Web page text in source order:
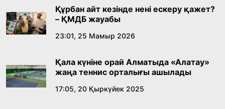
09:21, 21 Шілде 2026
Абайдың адам тәрбиесі туралы
18:59, 20 Шілде 2026
Жасанды интеллект: адамзаттың көмекшісі
Құрбан айт кезінде нені ескеру қажет?
– ҚМДБ жауабы
23:01, 25 Мамыр 2026
Қала күніне орай Алматыда «Алатау»
жаңа теннис орталығы ашылады
17:05, 20 Қыркүйек 2025